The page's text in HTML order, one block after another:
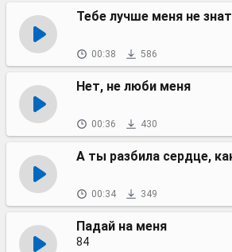
Тебе лучше меня не
00:38 586
Нет, не люби меня
00:36 430
А ты разбила сердце,
00:34 349
Падай на меня
84